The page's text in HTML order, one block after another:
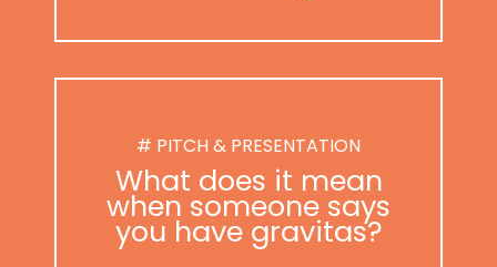
# PITCH & PRESENTATION
What does it mean
when someone says
you have gravitas?